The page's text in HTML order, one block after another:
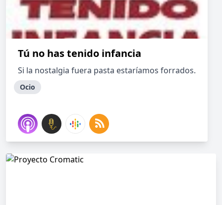
Tú no has tenido infancia
Si la nostalgia fuera pasta estaríamos forrados.
Ocio